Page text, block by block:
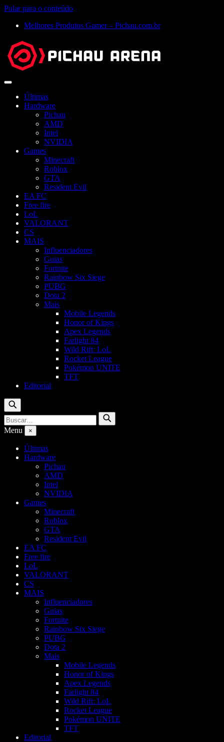
Pular para o conteúdo
Melhores Produtos Gamer – Pichau.com.br
Abrir
Últimas
Hardware
Pichau
AMD
Intel
NVIDIA
Games
Minecraft
Roblox
GTA
Resident Evil
EA FC
Free fire
LoL
VALORANT
CS
MAIS
Influenciadores
Guias
Fortnite
Rainbow Six Siege
PUBG
Dota 2
Mais
Mobile Legends
Honor of Kings
Apex Legends
Farlight 84
Wild Rift: LoL
Rocket League
Pokémon UNITE
TFT
Editorial
Buscar
Buscar
por:
Buscar
Menu ×
Últimas
Hardware
Pichau
AMD
Intel
NVIDIA
Games
Minecraft
Roblox
GTA
Resident Evil
EA FC
Free fire
LoL
VALORANT
CS
MAIS
Influenciadores
Guias
Fortnite
Rainbow Six Siege
PUBG
Dota 2
Mais
Mobile Legends
Honor of Kings
Apex Legends
Farlight 84
Wild Rift: LoL
Rocket League
Pokémon UNITE
TFT
Editorial